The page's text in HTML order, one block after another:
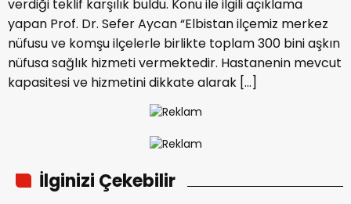
verdiği teklif karşılık buldu. Konu ile ilgili açıklama
yapan Prof. Dr. Sefer Aycan “Elbistan ilçemiz merkez
nüfusu ve komşu ilçelerle birlikte toplam 300 bini aşkın
nüfusa sağlık hizmeti vermektedir. Hastanenin mevcut
kapasitesi ve hizmetini dikkate alarak […]
İlginizi Çekebilir